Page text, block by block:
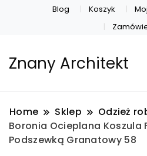
Blog Koszyk
Znany Architekt
Home Sklep Odzież
Boronia Ocieplana Koszula
Podszewką Granatowy 58